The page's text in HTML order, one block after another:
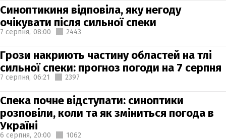
Синоптикиня відповіла, яку негоду
очікувати після сильної спеки
7 серпня, 08:00 2443
Грози накриють частину областей на тлі
сильної спеки: прогноз погоди на 7 серпня
7 серпня, 06:21 2397
Спека почне відступати: синоптики
розповіли, коли та як зміниться погода в
Україні
6 серпня, 20:00 1062